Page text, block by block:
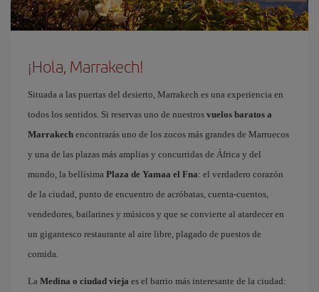
¡Hola, Marrakech!
Situada a las puertas del desierto, Marrakech es una experiencia en
todos los sentidos. Si reservas uno de nuestros vuelos baratos a
Marrakech encontrarás uno de los zocos más grandes de Marruecos
y una de las plazas más amplias y concurridas de África y del
mundo, la bellísima Plaza de Yamaa el Fna: el verdadero corazón
de la ciudad, punto de encuentro de acróbatas, cuenta-cuentos,
vendedores, bailarines y músicos y que se convierte al atardecer en
un gigantesco restaurante al aire libre, plagado de puestos de
comida.
La Medina o ciudad vieja es el barrio más interesante de la ciudad: